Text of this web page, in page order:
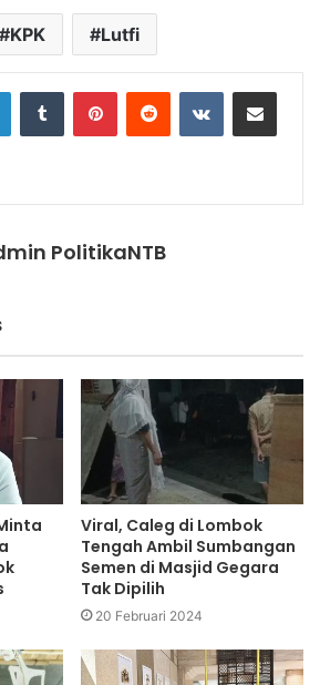
KPK Lutfi
LinkedInTumblr PinterestReddit VKontakteShare via Email
PolitikaNTB
Viral, Caleg di Lombok
Tengah Ambil Sumbangan
Semen di Masjid Gegara
Tak Dipilih
20 Februari 2024